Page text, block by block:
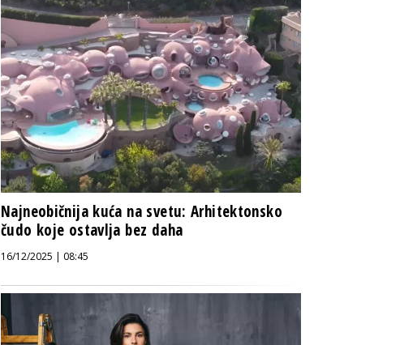
Najneobičnija kuća na svetu: Arhitektonsko
čudo koje ostavlja bez daha
16/12/2025 | 08:45